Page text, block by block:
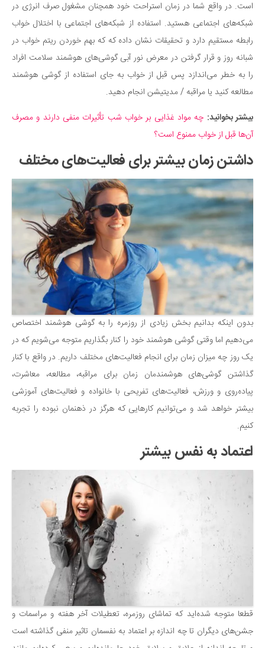
است. در واقع شما در زمان استراحت خود همچنان مشغول صرف انرژی در
شبکه‌های اجتماعی هستید. استفاده از شبکه‌های اجتماعی با اختلال خواب
رابطه مستقیم دارد و تحقیقات نشان داده که که بهم خوردن ریتم خواب در
شبانه روز و قرار گرفتن در معرض نور آبی گوشی‌های هوشمند سلامت افراد
را به خطر می‌اندازد پس قبل از خواب به جای استفاده از گوشی هوشمند
مطالعه کنید یا مراقبه / مدیتیشن انجام دهید.
بیشتر بخوانید: چه مواد غذایی بر خواب شب تأثیرات منفی دارند و مصرف
آن‌ها قبل از خواب ممنوع است؟
داشتن زمان بیشتر برای فعالیت‌های مختلف
بدون اینکه بدانیم بخش زیادی از روزمره را به گوشی هوشمند اختصاص
می‌دهیم اما وقتی گوشی هوشمند خود را کنار بگذاریم متوجه می‌شویم که در
یک روز چه میزان زمان برای انجام فعالیت‌های مختلف داریم. در واقع با کنار
گذاشتن گوشی‌های هوشمندمان زمان برای مراقبه، مطالعه، معاشرت،
پیاده‌روی و ورزش، فعالیت‌های تفریحی با خانواده و فعالیت‌های آموزشی
بیشتر خواهد شد و می‌توانیم کارهایی که هرگز در ذهنمان نبوده را تجربه
کنیم.
اعتماد به نفس بیشتر
قطعا متوجه شده‌اید که تماشای روزمره، تعطیلات آخر هفته و مراسمات و
جشن‌های دیگران تا چه اندازه بر اعتماد به نفسمان تاثیر منفی گذاشته است